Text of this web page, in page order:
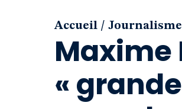
Accueil /
Maxime
«